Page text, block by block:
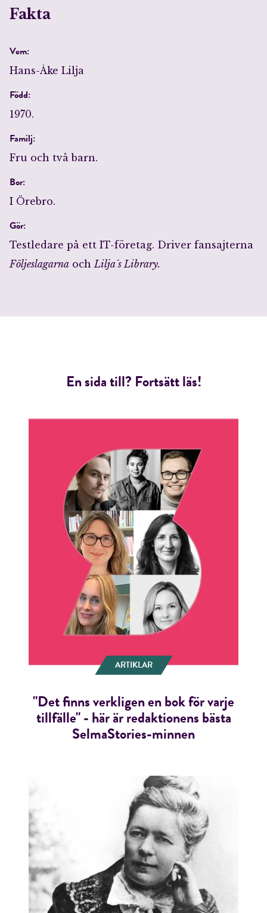
Fakta
Vem:
Hans-Åke Lilja
Född:
1970.
Familj:
Fru och två barn.
Bor:
I Örebro.
Gör:
Testledare på ett IT-företag. Driver fansajterna
Följeslagarna ochLilja´s Library.
En sida till? Fortsätt läs!
ARTIKLAR
"Det finns verkligen en bok för varje
tillfälle" - här är redaktionens bästa
SelmaStories-minnen